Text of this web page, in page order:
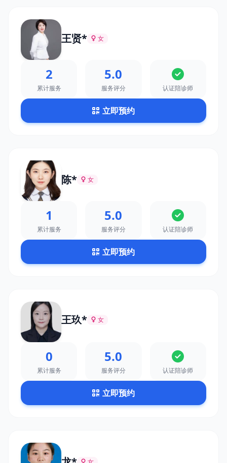
王贤* 女
2
累计服务
5.0
服务评分 认证陪诊师
立即预约
陈* 女
1
累计服务
5.0
服务评分 认证陪诊师
立即预约
王玖* 女
0
累计服务
5.0
服务评分 认证陪诊师
立即预约